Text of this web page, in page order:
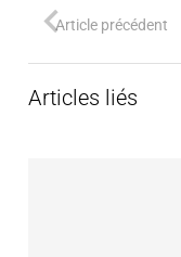
Article précédent
Articles liés